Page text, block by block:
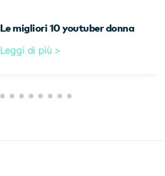
Le migliori 10 youtuber donna
Leggi di più >